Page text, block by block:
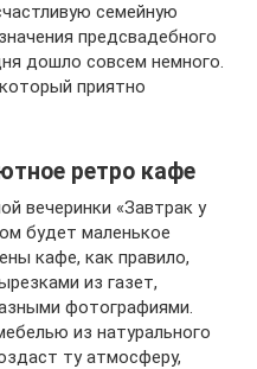
семейную
предсвадебного
дошло совсем немного.
приятно
ретро кафе
вечеринки «Завтрак у
будет маленькое
кафе, как правило,
из газет,
фотографиями.
из натурального
ту атмосферу,